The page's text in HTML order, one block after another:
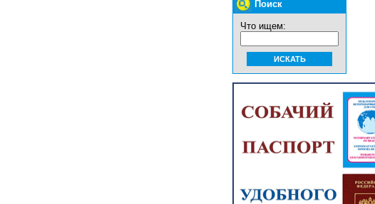
Поиск
Что ищем: